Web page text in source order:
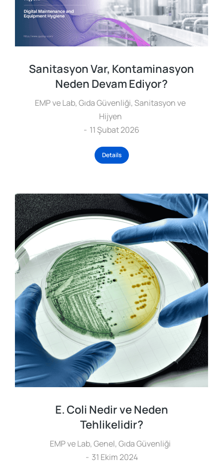
Sanitasyon Var, Kontaminasyon
Neden Devam Ediyor?
EMP ve Lab,Gıda Güvenliği,Sanitasyon ve
Hijyen
11 Şubat 2026
Details
E. Coli Nedir ve Neden
Tehlikelidir?
EMP ve Lab,Genel,Gıda Güvenliği
31 Ekim 2024